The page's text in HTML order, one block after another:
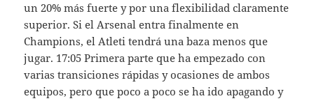
un 20% más fuerte y por una flexibilidad claramente
superior. Si el Arsenal entra finalmente en
Champions, el Atleti tendrá una baza menos que
jugar. 17:05 Primera parte que ha empezado con
varias transiciones rápidas y ocasiones de ambos
equipos, pero que poco a poco se ha ido apagando y